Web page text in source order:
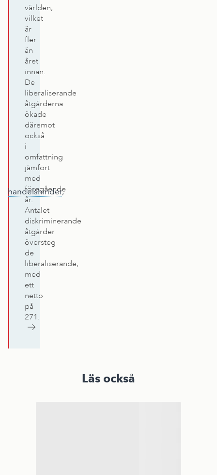
friare.
sidan
finns
andra
typer
handelshinder,
dessa
antal
under
senare
världen,
vilket
är
fler
än
året
innan.
De
liberaliserande
åtgärderna
ökade
däremot
också
i
omfattning
jämfört
med
föregående
år.
Antalet
diskriminerande
åtgärder
översteg
de
liberaliserande,
med
ett
netto
på
271.
Läs också